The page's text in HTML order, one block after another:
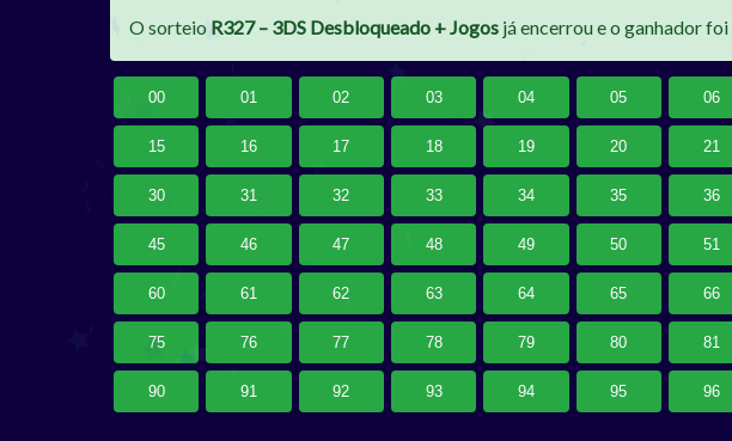
O sorteio R327 – 3DS Desbloqueado + Jogos já encerrou e o ganhador foi
00 01 02 03 04 05 06
15 16 17 18 19 20 21
30 31 32 33 34 35 36
45 46 47 48 49 50 51
60 61 62 63 64 65 66
75 76 77 78 79 80 81
90 91 92 93 94 95 96